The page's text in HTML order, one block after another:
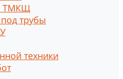
ТМКЩ
трубы
техники